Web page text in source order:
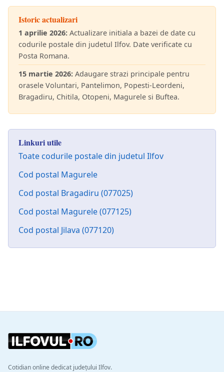
Istoric actualizari
1 aprilie 2026: Actualizare initiala a bazei de date cu
codurile postale din judetul Ilfov. Date verificate cu
Posta Romana.
15 martie 2026: Adaugare strazi principale pentru
orasele Voluntari, Pantelimon, Popesti-Leordeni,
Bragadiru, Chitila, Otopeni, Magurele si Buftea.
Linkuri utile
Toate codurile postale din judetul Ilfov
Cod postal Magurele
Cod postal Bragadiru (077025)
Cod postal Magurele (077125)
Cod postal Jilava (077120)
Cotidian online dedicat județului Ilfov.